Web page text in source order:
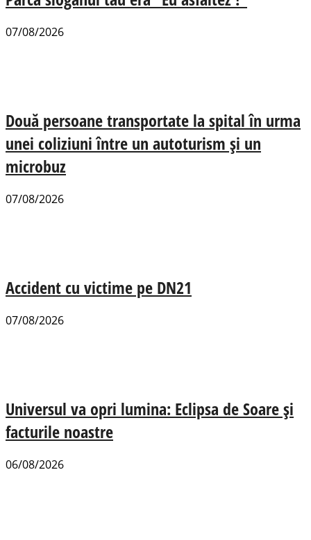
07/08/2026
Două persoane transportate la spital în urma
unei coliziuni între un autoturism și un
microbuz
07/08/2026
Accident cu victime pe DN21
07/08/2026
Universul va opri lumina: Eclipsa de Soare și
facturile noastre
06/08/2026